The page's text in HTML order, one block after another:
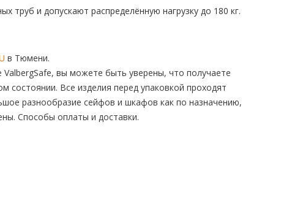
труб и допускают распределённую нагрузку до 180 кг.
в Тюмени.
вы можете быть уверены, что получаете
состоянии. Все изделия перед упаковкой проходят
разнообразие сейфов и шкафов как по назначению,
Способы оплаты и доставки.